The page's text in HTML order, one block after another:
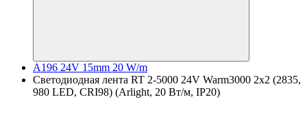
A196 24V 15mm 20 W/m
Светодиодная лента RT 2-5000 24V Warm3000 2x2 (2835,
980 LED, CRI98) (Arlight, 20 Вт/м, IP20)